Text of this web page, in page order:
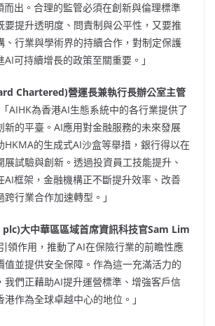
而出。合理的監管必須在創新與倫理標準
提升透明度、問責制與公平性，又要推
、行業與學術界的持續合作，對制定保護
可持續增長的政策至關重要。」
Chartered)營運長兼執行長辦公室主管
AIHK為香港AI生態系統中的各行業提供了
新的平臺。AI應用對金融服務的未來發展
HKMA的生成式AI沙盒等舉措，銀行得以在
展試驗與創新。透過投資員工技能提升、
AI框架，金融機構正不斷提升效率、改善
行業合作加速轉型。」
大中華區區域首席資訊科技官Sam Lim
領作用，推動了AI在保險行業的前瞻性應
值並提供安全保障。作為這一充滿活力的
我們正藉助AI提升運營標準、增強客戶信
作為全球卓越中心的地位。」